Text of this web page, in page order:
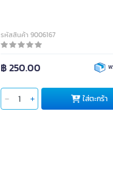
รหัสสินค้า 9006167
฿ 250.00
ใส่ตะกร้า